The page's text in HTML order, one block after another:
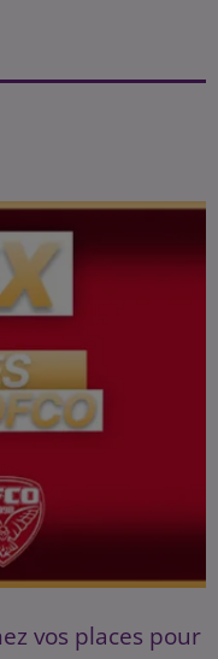
vos places pour